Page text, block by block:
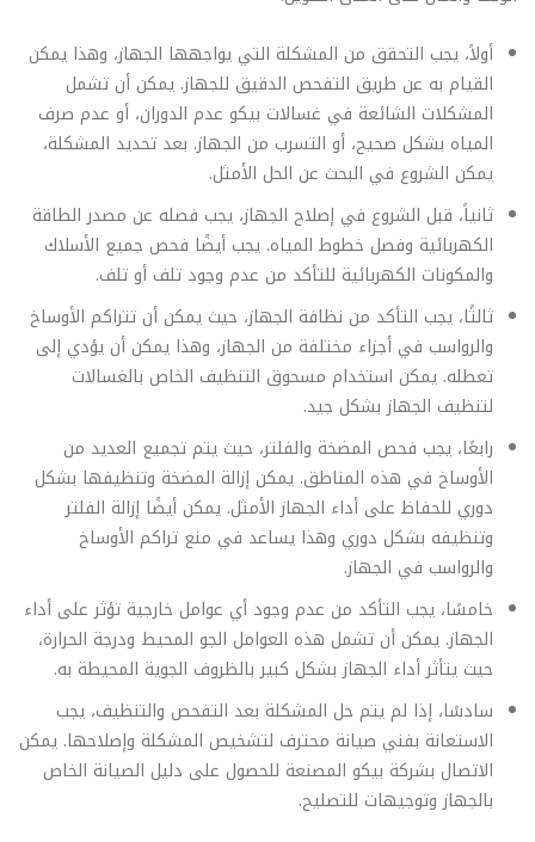
أولاً، يجب التحقق من المشكلة التي يواجهها الجهاز، وهذا يمكن
القيام به عن طريق التفحص الدقيق للجهاز. يمكن أن تشمل
المشكلات الشائعة في غسالات بيكو عدم الدوران، أو عدم صرف
المياه بشكل صحيح، أو التسرب من الجهاز. بعد تحديد المشكلة،
يمكن الشروع في البحث عن الحل الأمثل.
ثانياً، قبل الشروع في إصلاح الجهاز، يجب فصله عن مصدر الطاقة
الكهربائية وفصل خطوط المياه. يجب أيضًا فحص جميع الأسلاك
والمكونات الكهربائية للتأكد من عدم وجود تلف أو تلف.
ثالثًا، يجب التأكد من نظافة الجهاز، حيث يمكن أن تتراكم الأوساخ
والرواسب في أجزاء مختلفة من الجهاز، وهذا يمكن أن يؤدي إلى
تعطله. يمكن استخدام مسحوق التنظيف الخاص بالغسالات
لتنظيف الجهاز بشكل جيد.
رابعًا، يجب فحص المضخة والفلتر، حيث يتم تجميع العديد من
الأوساخ في هذه المناطق. يمكن إزالة المضخة وتنظيفها بشكل
دوري للحفاظ على أداء الجهاز الأمثل. يمكن أيضًا إزالة الفلتر
وتنظيفه بشكل دوري وهذا يساعد في منع تراكم الأوساخ
والرواسب في الجهاز.
خامسًا، يجب التأكد من عدم وجود أي عوامل خارجية تؤثر على أداء
الجهاز. يمكن أن تشمل هذه العوامل الجو المحيط ودرجة الحرارة،
حيث يتأثر أداء الجهاز بشكل كبير بالظروف الجوية المحيطة به.
سادسًا، إذا لم يتم حل المشكلة بعد التفحص والتنظيف، يجب
الاستعانة بفني صيانة محترف لتشخيص المشكلة وإصلاحها. يمكن
الاتصال بشركة بيكو المصنعة للحصول على دليل الصيانة الخاص
بالجهاز وتوجيهات للتصليح.